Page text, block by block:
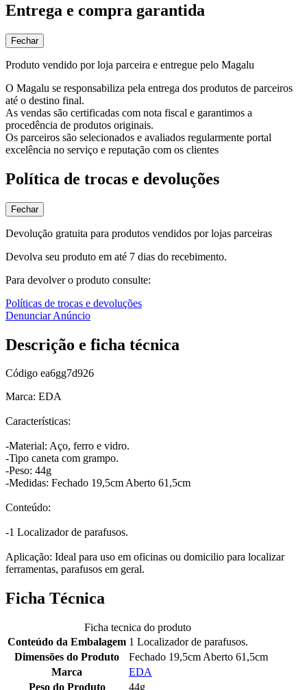
Entrega e compra garantida
Fechar
Produto vendido por loja parceira e entregue pelo Magalu
O Magalu se responsabiliza pela entrega dos produtos de parceiros
até o destino final.
As vendas são certificadas com nota fiscal e garantimos a
procedência de produtos originais.
Os parceiros são selecionados e avaliados regularmente portal
excelência no serviço e reputação com os clientes
Política de trocas e devoluções
Fechar
Devolução gratuita para produtos vendidos por lojas parceiras
Devolva seu produto em até 7 dias do recebimento.
Para devolver o produto consulte:
Políticas de trocas e devoluções
Denunciar Anúncio
Descrição e ficha técnica
Código ea6gg7d926
Marca: EDA
Características:
-Material: Aço, ferro e vidro.
-Tipo caneta com grampo.
-Peso: 44g
-Medidas: Fechado 19,5cm Aberto 61,5cm
Conteúdo:
-1 Localizador de parafusos.
Aplicação: Ideal para uso em oficinas ou domicilio para localizar
ferramentas, parafusos em geral.
Ficha Técnica
Ficha tecnica do produto
Conteúdo da Embalagem 1 Localizador de parafusos.
Dimensões do Produto
Fechado 19,5cm Aberto 61,5cm
Marca
EDA
Peso do Produto
44g